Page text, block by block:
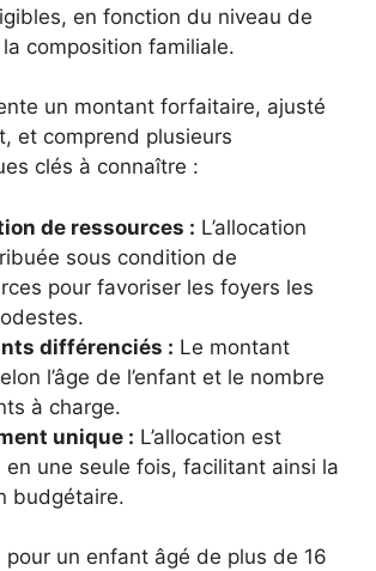
en fonction du niveau de
composition familiale.
un montant forfaitaire, ajusté
et comprend plusieurs
clés à connaître :
de ressources : L’allocation
sous condition de
pour favoriser les foyers les
différenciés : Le montant
l’âge de l’enfant et le nombre
à charge.
unique : L’allocation est
en une seule fois, facilitant ainsi la
budgétaire.
pour un enfant âgé de plus de 16